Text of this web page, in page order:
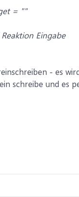
= ""
Eingabe
- es
schreibe und es